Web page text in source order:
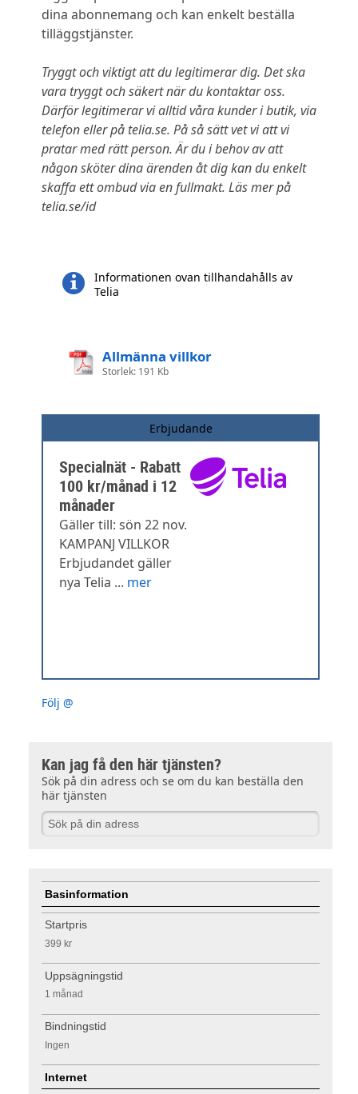
dina abonnemang och kan enkelt beställa
tilläggstjänster.
Tryggt och viktigt att du legitimerar dig. Det ska
vara tryggt och säkert när du kontaktar oss.
Därför legitimerar vi alltid våra kunder i butik, via
telefon eller på telia.se. På så sätt vet vi att vi
pratar med rätt person. Är du i behov av att
någon sköter dina ärenden åt dig kan du enkelt
skaffa ett ombud via en fullmakt. Läs mer på
telia.se/id
Informationen ovan tillhandahålls av
Telia
Allmänna villkor
Storlek: 191 Kb
Erbjudande
Specialnät - Rabatt
100 kr/månad i 12
månader
Gäller till: sön 22 nov.
KAMPANJ VILLKOR
Erbjudandet gäller
nya Telia ... mer
Följ @
Kan jag få den här tjänsten?
Sök på din adress och se om du kan beställa den
här tjänsten
Basinformation
Startpris
399 kr
Uppsägningstid
1 månad
Bindningstid
Ingen
Internet